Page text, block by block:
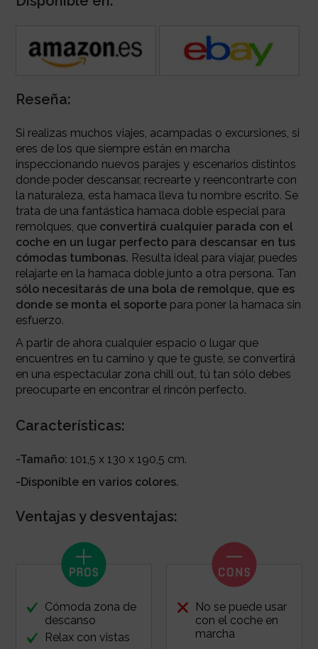
Reseña:
Si realizas muchos viajes, acampadas o excursiones, si
eres de los que siempre están en marcha
inspeccionando nuevos parajes y escenarios distintos
donde poder descansar, recrearte y reencontrarte con
la naturaleza, esta hamaca lleva tu nombre escrito. Se
trata de una fantástica hamaca doble especial para
remolques, que convertirá cualquier parada con el
coche en un lugar perfecto para descansar en tus
cómodas tumbonas. Resulta ideal para viajar, puedes
relajarte en la hamaca doble junto a otra persona. Tan
sólo necesitarás de una bola de remolque, que es
donde se monta el soportepara poner la hamaca sin
esfuerzo.
A partir de ahora cualquier espacio o lugar que
encuentres en tu camino y que te guste, se convertirá
en una espectacular zona chill out, tú tan sólo debes
preocuparte en encontrar el rincón perfecto.
Características:
-Tamaño: 101,5 x 130 x 190,5 cm.
-Disponible en varios colores.
Ventajas y desventajas:
Cómoda zona de
descanso
Relax con vistas
No se puede usar
con el coche en
marcha